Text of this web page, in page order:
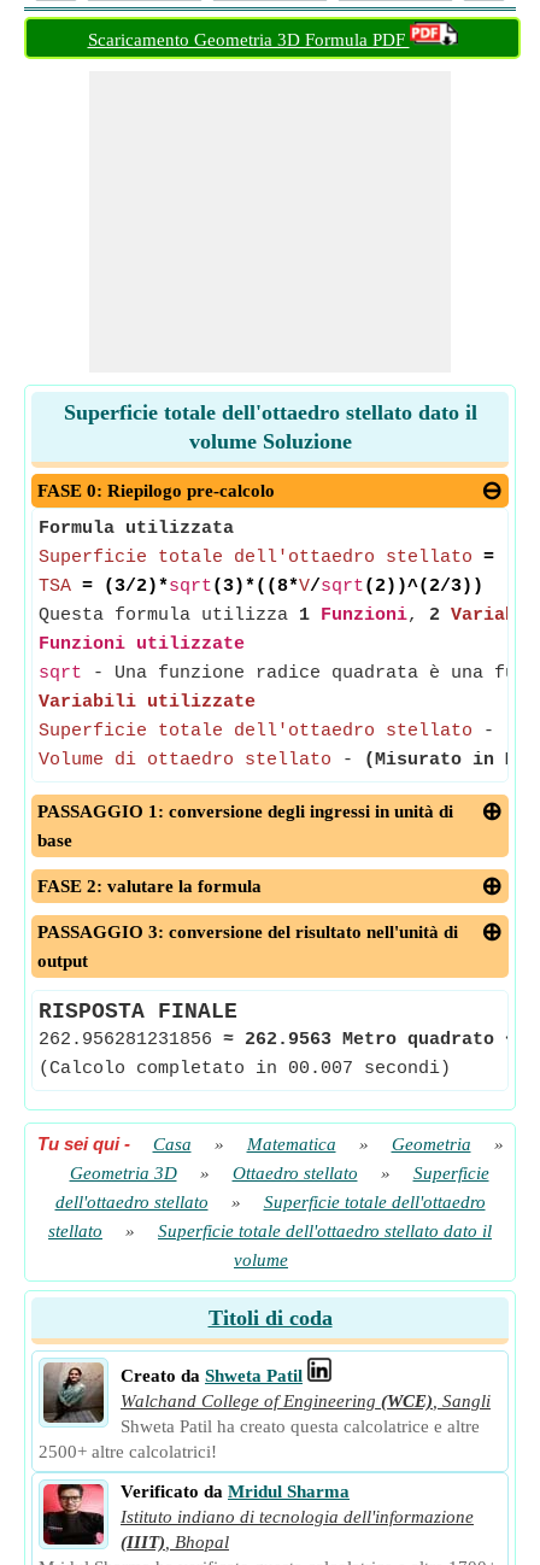
Scaricamento Geometria 3D Formula PDF
Superficie totale dell'ottaedro stellato dato il
volume Soluzione
FASE 0: Riepilogo pre-calcolo
Formula utilizzata
Superficie totale dell'ottaedro stellato =
TSA = (3/2)*sqrt(3)*((8*V/sqrt(2))^(2/3))
Questa formula utilizza 1 Funzioni, 2
Funzioni utilizzate
sqrt - Una funzione radice quadrata è una
Variabili utilizzate
Superficie totale dell'ottaedro stellato -
Volume di ottaedro stellato - (Misurato in
PASSAGGIO 1: conversione degli ingressi in unità di
base
FASE 2: valutare la formula
PASSAGGIO 3: conversione del risultato nell'unità di
output
RISPOSTA FINALE
262.956281231856 ≈ 262.9563 Metro quadrato
(Calcolo completato in 00.007 secondi)
Tu sei qui- Casa » Matematica » Geometria
»
Geometria 3D
» Ottaedro stellato »
Superficie
dell'ottaedro stellato
»
Superficie totale dell'ottaedro
stellato
»
Superficie totale dell'ottaedro stellato dato il
volume
Titoli di coda
Creato da Shweta Patil
Walchand College of Engineering (WCE) Sangli
Shweta Patil ha creato questa calcolatrice e altre
2500+ altre calcolatrici!
Verificato da Mridul Sharma
Istituto indiano di tecnologia dell'informazione
(IIIT)
Bhopal